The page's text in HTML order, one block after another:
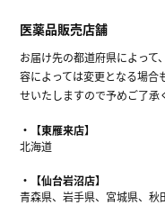
医薬品販売店舗
お届け先の都道府県によって
容によっては変更となる場合
せいたしますので予めご了承
【東雁来店】
北海道
【仙台岩沼店】
青森県、岩手県、宮城県、